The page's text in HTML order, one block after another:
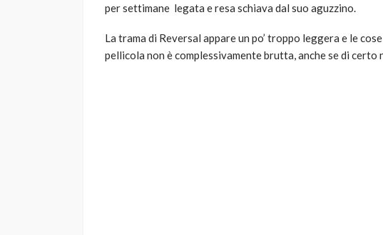
per settimane legata e resa schiava dal suo aguzzino.
La trama di Reversal appare un po’ troppo leggera e le
pellicola non è complessivamente brutta, anche se di